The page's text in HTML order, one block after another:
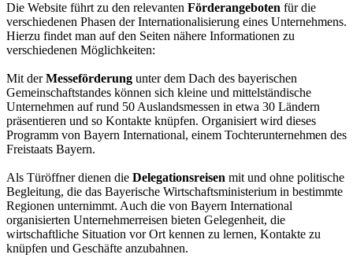
Die Website führt zu den relevanten Förderangeboten für die
verschiedenen Phasen der Internationalisierung eines Unternehmens.
Hierzu findet man auf den Seiten nähere Informationen zu
verschiedenen Möglichkeiten:
Mit derMesseförderung unter dem Dach des bayerischen
Gemeinschaftstandes können sich kleine und mittelständische
Unternehmen auf rund 50 Auslandsmessen in etwa 30 Ländern
präsentieren und so Kontakte knüpfen. Organisiert wird dieses
Programm von Bayern International, einem Tochterunternehmen des
Freistaats Bayern.
Als Türöffner dienen die Delegationsreisen mit und ohne politische
Begleitung, die das Bayerische Wirtschaftsministerium in bestimmte
Regionen unternimmt. Auch die von Bayern International
organisierten Unternehmerreisen bieten Gelegenheit, die
wirtschaftliche Situation vor Ort kennen zu lernen, Kontakte zu
knüpfen und Geschäfte anzubahnen.